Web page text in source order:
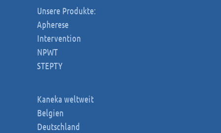
Unsere Produkte:
Apherese
Intervention
NPWT
STEPTY
Kaneka weltweit
Belgien
Deutschland